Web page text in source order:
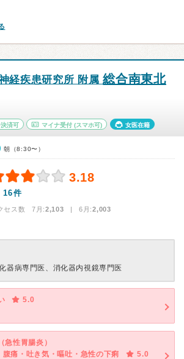
経疾患研究所 附属総合南東北
済可 マイナ受付 (スマホ可) 女医在籍
朝（8:30〜）
3.18
16件
セス数 7月:2,103 | 6月:2,003
器病専門医、消化器内視鏡専門医
5.0
急性胃腸炎）
痛・吐き気・嘔吐・急性の下痢
5.0